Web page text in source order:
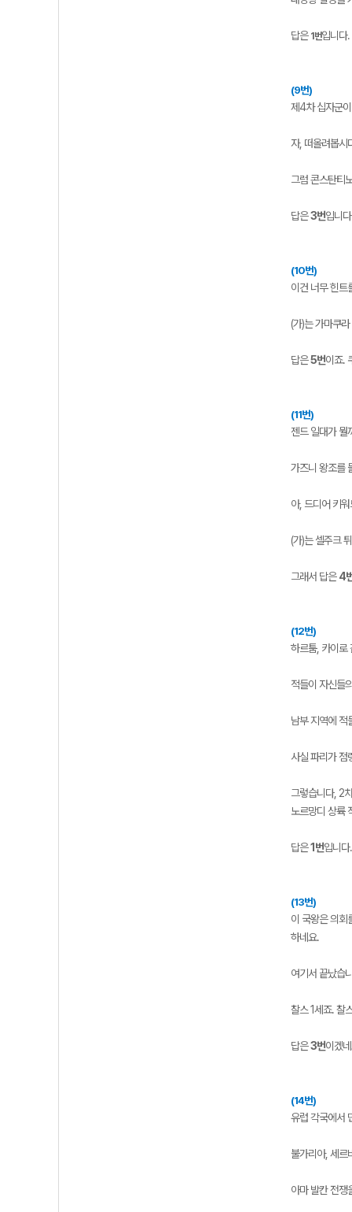
답은 1번입니다
(9번)
제4차 십자군
자, 떠올려봅시
그럼 콘스탄티
답은3번입니
(10번)
이건 너무 힌트
(가)는 가마쿠
답은5번이죠.
(11번)
젠드 일대가 뭘
가즈니 왕조를
아, 드디어 키
(가)는 셀주크
그래서 답은4
(12번)
하르툼, 카이로
적들이 자신들
남부 지역에 적
사실 파리가 점
그렇습니다, 2
노르망디 상륙
답은1번입니
(13번)
이 국왕은 의회
하네요.
여기서 끝났습
찰스 1세죠. 찰
답은3번이겠
(14번)
유럽 각국에서
불가리아, 세르
아마 발칸 전쟁